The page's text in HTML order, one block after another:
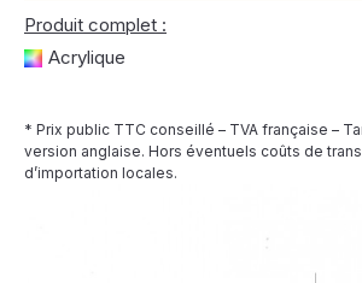
Produit complet :
Acrylique
* Prix public TTC conseillé – TVA française –
version anglaise. Hors éventuels coûts de
d’importation locales.